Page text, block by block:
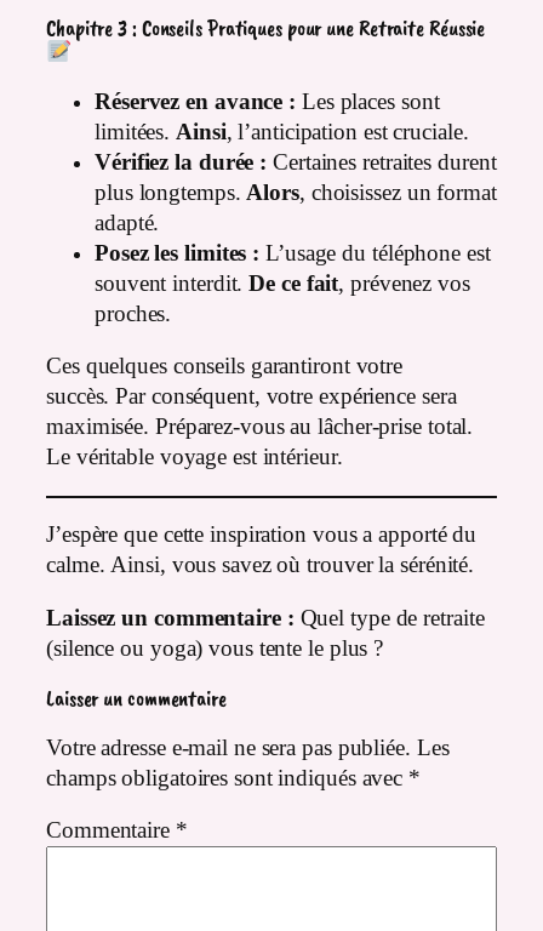
Chapitre 3 : Conseils Pratiques pour une Retraite Réussie
Réservez en avance : Les places sont
limitées. Ainsi, l’anticipation est cruciale.
Vérifiez la durée : Certaines retraites durent
plus longtemps. Alors, choisissez un format
adapté.
Posez les limites : L’usage du téléphone est
souvent interdit.De ce fait, prévenez vos
proches.
Ces quelques conseils garantiront votre
succès. Par conséquent, votre expérience sera
maximisée. Préparez-vous au lâcher-prise total.
Le véritable voyage est intérieur.
J’espère que cette inspiration vous a apporté du
calme. Ainsi, vous savez où trouver la sérénité.
Laissez un commentaire : Quel type de retraite
(silence ou yoga) vous tente le plus ?
Laisser un commentaire
Votre adresse e-mail ne sera pas publiée. Les
champs obligatoires sont indiqués avec *
Commentaire *